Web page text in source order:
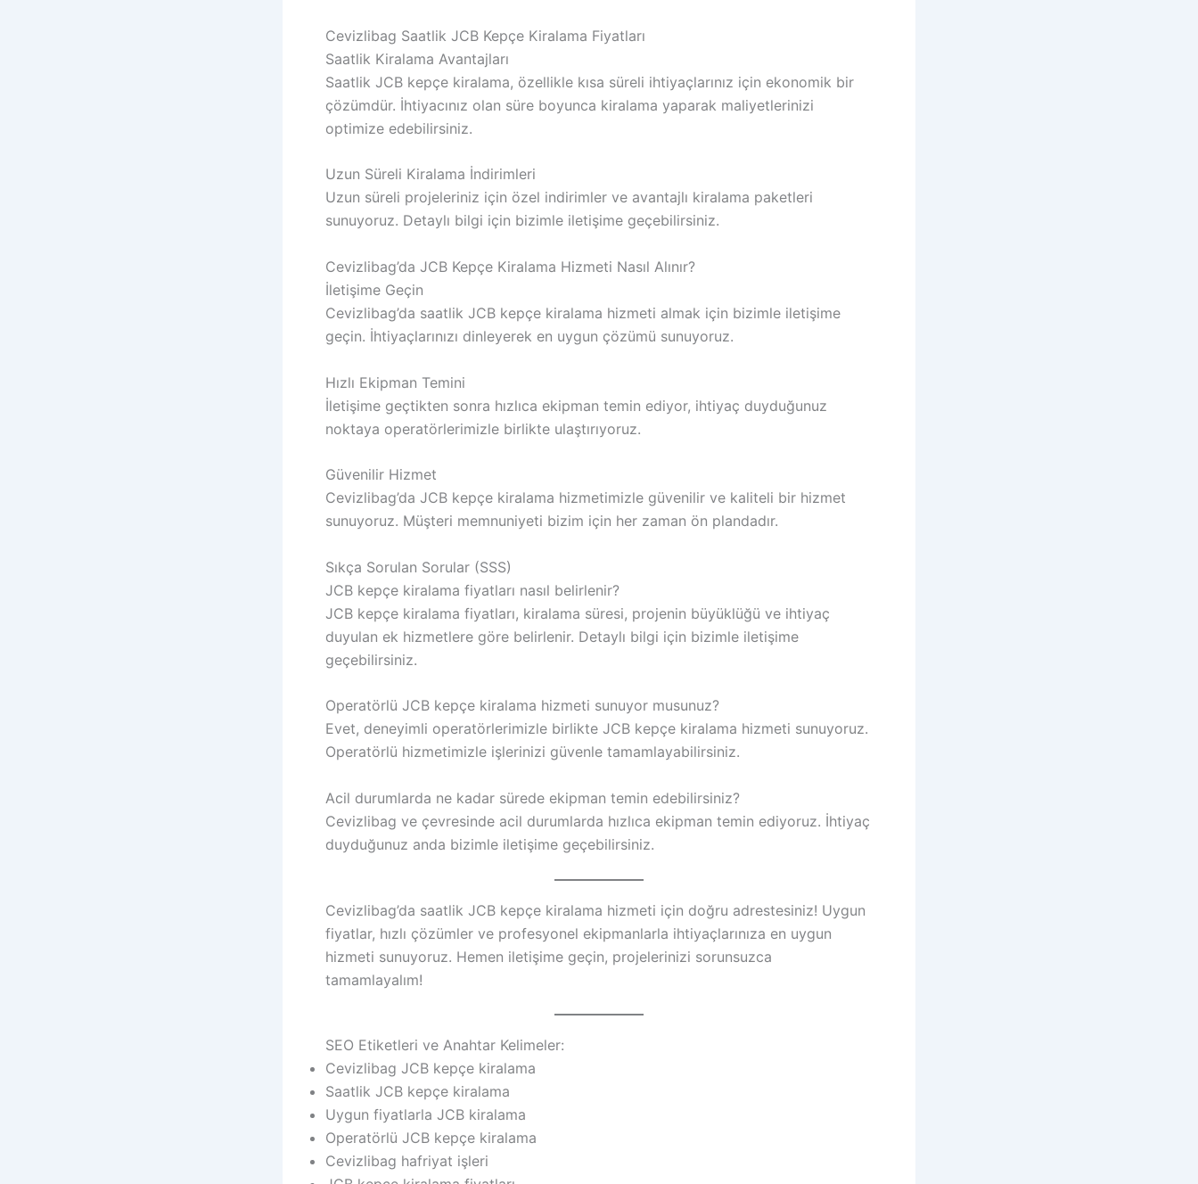
Cevizlibag Saatlik JCB Kepçe Kiralama Fiyatları
Saatlik Kiralama Avantajları
Saatlik JCB kepçe kiralama, özellikle kısa süreli ihtiyaçlarınız için ekonomik bir
çözümdür. İhtiyacınız olan süre boyunca kiralama yaparak maliyetlerinizi
optimize edebilirsiniz.
Uzun Süreli Kiralama İndirimleri
Uzun süreli projeleriniz için özel indirimler ve avantajlı kiralama paketleri
sunuyoruz. Detaylı bilgi için bizimle iletişime geçebilirsiniz.
Cevizlibag’da JCB Kepçe Kiralama Hizmeti Nasıl Alınır?
İletişime Geçin
Cevizlibag’da saatlik JCB kepçe kiralama hizmeti almak için bizimle iletişime
geçin. İhtiyaçlarınızı dinleyerek en uygun çözümü sunuyoruz.
Hızlı Ekipman Temini
İletişime geçtikten sonra hızlıca ekipman temin ediyor, ihtiyaç duyduğunuz
noktaya operatörlerimizle birlikte ulaştırıyoruz.
Güvenilir Hizmet
Cevizlibag’da JCB kepçe kiralama hizmetimizle güvenilir ve kaliteli bir hizmet
sunuyoruz. Müşteri memnuniyeti bizim için her zaman ön plandadır.
Sıkça Sorulan Sorular (SSS)
JCB kepçe kiralama fiyatları nasıl belirlenir?
JCB kepçe kiralama fiyatları, kiralama süresi, projenin büyüklüğü ve ihtiyaç
duyulan ek hizmetlere göre belirlenir. Detaylı bilgi için bizimle iletişime
geçebilirsiniz.
Operatörlü JCB kepçe kiralama hizmeti sunuyor musunuz?
Evet, deneyimli operatörlerimizle birlikte JCB kepçe kiralama hizmeti sunuyoruz.
Operatörlü hizmetimizle işlerinizi güvenle tamamlayabilirsiniz.
Acil durumlarda ne kadar sürede ekipman temin edebilirsiniz?
Cevizlibag ve çevresinde acil durumlarda hızlıca ekipman temin ediyoruz. İhtiyaç
duyduğunuz anda bizimle iletişime geçebilirsiniz.
Cevizlibag’da saatlik JCB kepçe kiralama hizmeti için doğru adrestesiniz! Uygun
fiyatlar, hızlı çözümler ve profesyonel ekipmanlarla ihtiyaçlarınıza en uygun
hizmeti sunuyoruz. Hemen iletişime geçin, projelerinizi sorunsuzca
tamamlayalım!
SEO Etiketleri ve Anahtar Kelimeler:
Cevizlibag JCB kepçe kiralama
Saatlik JCB kepçe kiralama
Uygun fiyatlarla JCB kiralama
Operatörlü JCB kepçe kiralama
Cevizlibag hafriyat işleri